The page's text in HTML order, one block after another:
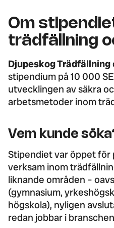
Om
trädfällning
Djupeskog Trädfällning
stipendium på 10 000
utvecklingen av säkra
arbetsmetoder inom
Vem kunde
Stipendiet var öppet för
verksam inom
liknande områden –
(gymnasium,
högskola), nyligen
redan jobbar i